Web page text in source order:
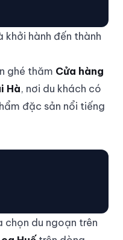
hành đến thành
ghé thăm Cửa hàng
Hà, nơi du khách có
đặc sản nổi tiếng
chọn du ngoạn trên